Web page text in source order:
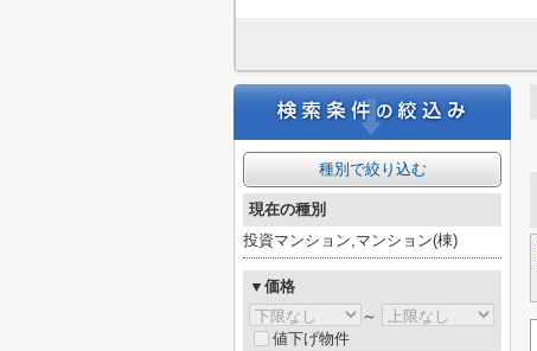
種別で絞り込む
現在の種別
投資マンション,マンション(棟)
▼価格
～
値下げ物件